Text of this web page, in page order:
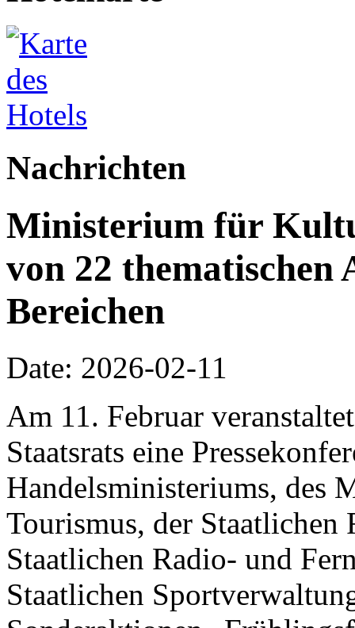
Nachrichten
Ministerium für
von 22
Bereichen
Date: 2026-02-11
Am 11. Februar
Staatsrats eine
Handelsministeriums, des
Tourismus, der Staatlichen
Staatlichen Radio- und
Staatlichen